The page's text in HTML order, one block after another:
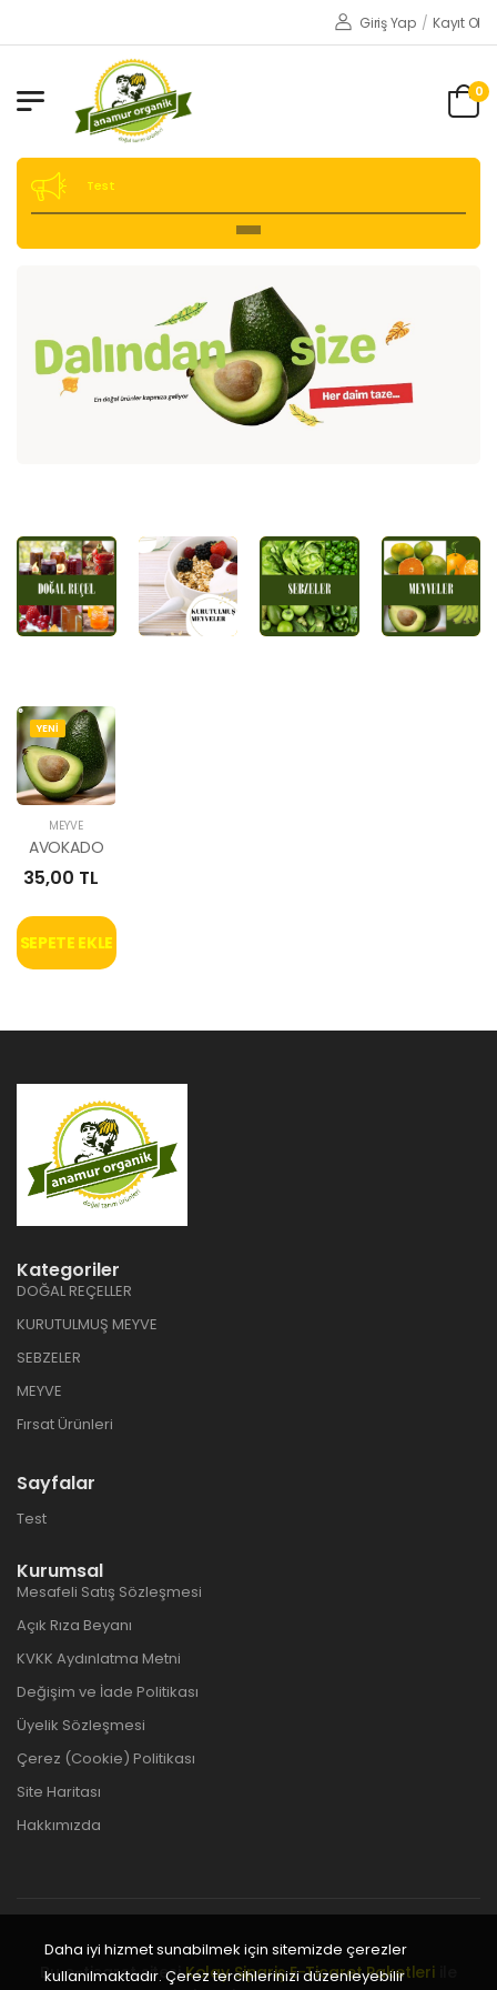
Giriş Yap / Kayıt Ol
0
Test
YENİ
MEYVE
AVOKADO
35,00 TL
SEPETE EKLE
Kategoriler
DOĞAL REÇELLER
KURUTULMUŞ MEYVE
SEBZELER
MEYVE
Fırsat Ürünleri
Sayfalar
Test
Kurumsal
Mesafeli Satış Sözleşmesi
Açık Rıza Beyanı
KVKK Aydınlatma Metni
Değişim ve İade Politikası
Üyelik Sözleşmesi
Çerez (Cookie) Politikası
Site Haritası
Hakkımızda
Bu e-ticaret sitesiKolay Sipariş E-Ticaret Paketleri
Daha iyi hizmet sunabilmek için sitemizde çerezler
kullanılmaktadır. Çerez tercihlerinizi düzenleyebilir